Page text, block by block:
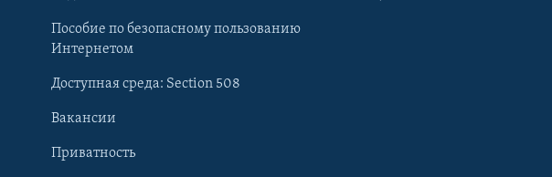
Языки
Пособие по безопасному пользованию
Интернетом
Доступная среда: Section 508
Вакансии
Приватность